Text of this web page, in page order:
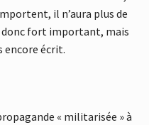
il n’aura plus de
donc fort important, mais
encore écrit.
« militarisée » à